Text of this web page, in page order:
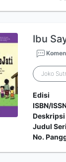
Ibu
Joko
Edisi
ISBN/
Judul Seri
No.